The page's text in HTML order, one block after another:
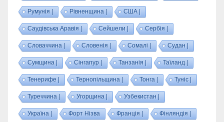
Румунія | Рівненщина | США |
Саудівська Аравія | Сейшели | Сербія |
Словаччина | Словенія | Сомалі | Судан |
Сумщина | Сінгапур | Танзанія | Таїланд |
Тенерифе | Тернопільщина | Тонга | Туніс |
Туреччина | Угорщина | Узбекистан |
Україна | Форт Нізва Франція | Фінляндія |